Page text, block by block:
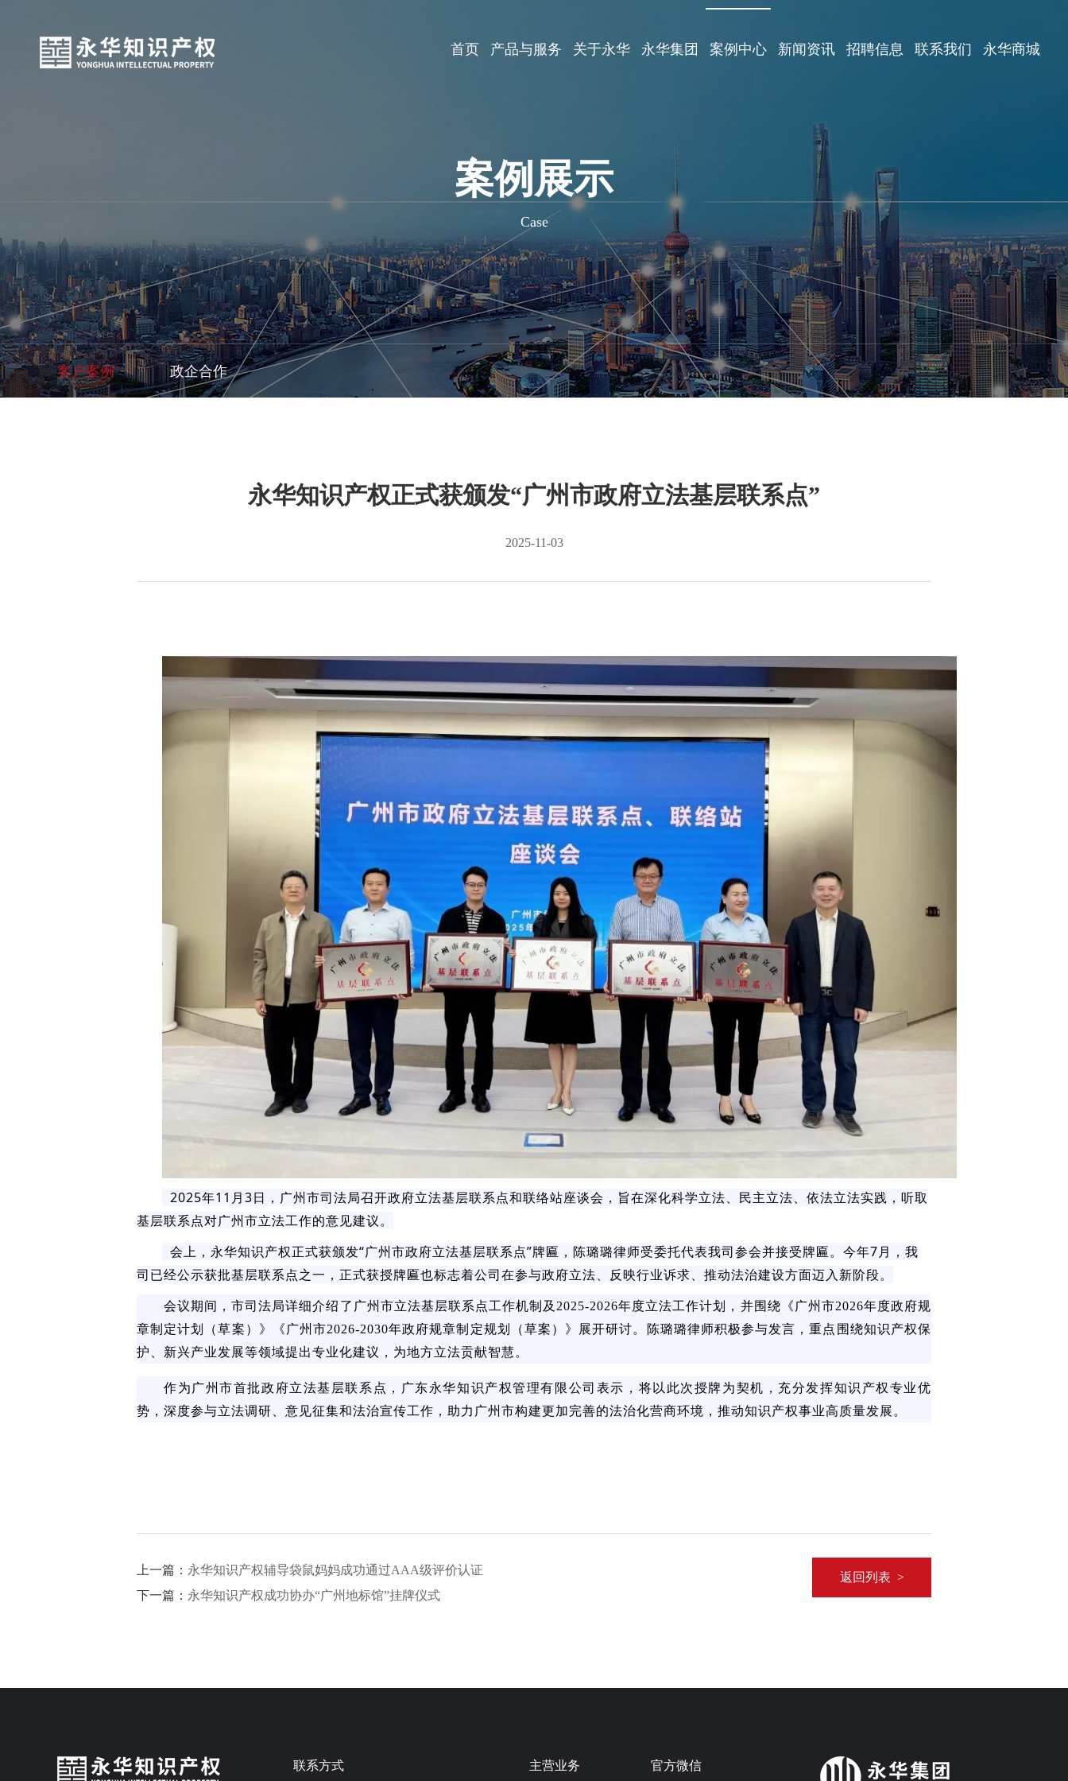
首页 产品与服务 关于永华 永华集团 案例中心 新闻资讯 招聘信息 联系我们 永华商城
案例展示
Case
客户案例 / 政企合作
永华知识产权正式获颁发“广州市政府立法基层联系点”
2025-11-03
2025年11月3日，广州市司法局召开政府立法基层联系点和联络站座谈会，旨在深化科学立法、民主立法、依法立法实践，听取
基层联系点对广州市立法工作的意见建议。
会上，永华知识产权正式获颁发“广州市政府立法基层联系点”牌匾，陈璐璐律师受委托代表我司参会并接受牌匾。今年7月，我
司已经公示获批基层联系点之一，正式获授牌匾也标志着公司在参与政府立法、反映行业诉求、推动法治建设方面迈入新阶段。
会议期间，市司法局详细介绍了广州市立法基层联系点工作机制及2025-2026年度立法工作计划，并围绕《广州市2026年度政府规
章制定计划（草案）》《广州市2026-2030年政府规章制定规划（草案）》展开研讨。陈璐璐律师积极参与发言，重点围绕知识产权保
护、新兴产业发展等领域提出专业化建议，为地方立法贡献智慧。
作为广州市首批政府立法基层联系点，广东永华知识产权管理有限公司表示，将以此次授牌为契机，充分发挥知识产权专业优
势，深度参与立法调研、意见征集和法治宣传工作，助力广州市构建更加完善的法治化营商环境，推动知识产权事业高质量发展。
上一篇： 永华知识产权辅导袋鼠妈妈成功通过AAA级评价认证
下一篇： 永华知识产权成功协办“广州地标馆”挂牌仪式
返回列表 >
联系方式 主营业务 官方微信